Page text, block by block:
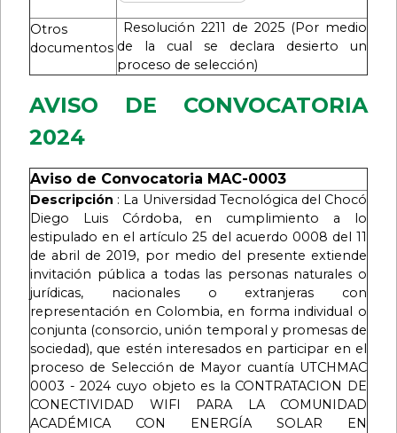
Otros
documentos
Resolución 2211 de 2025 (Por medio
de la cual se declara desierto un
proceso de selección)
AVISO DE CONVOCATORIA
2024
Aviso de Convocatoria MAC-0003
Descripción : La Universidad Tecnológica del Chocó
Diego Luis Córdoba, en cumplimiento a lo
estipulado en el artículo 25 del acuerdo 0008 del 11
de abril de 2019, por medio del presente extiende
invitación pública a todas las personas naturales o
jurídicas, nacionales o extranjeras con
representación en Colombia, en forma individual o
conjunta (consorcio, unión temporal y promesas de
sociedad), que estén interesados ​​en participar en el
proceso de Selección de Mayor cuantía UTCHMAC
0003 - 2024 cuyo objeto es la CONTRATACION DE
CONECTIVIDAD WIFI PARA LA COMUNIDAD
ACADÉMICA CON ENERGÍA SOLAR EN